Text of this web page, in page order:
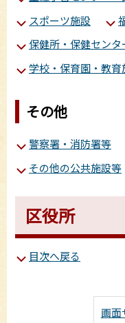
スポーツ施設
保健所・保健センタ
学校・保育園・教育
その他
警察署・消防署等
その他の公共施設等
区役所
目次へ戻る
画面